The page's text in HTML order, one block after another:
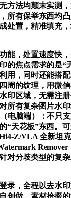
方法均颠末实测
所有保举东西均凸
处置，精准填充
，处置速度快，
的焦点需求的是“
用，同时还能搭
周的纹理，用微
印区域，无需注
所有复杂图片水
电脑端）：不只
“天花板”东西。
Z/VLA 全新坦克
对分歧类型的复
，全程以去水印
创做、素材拾掇